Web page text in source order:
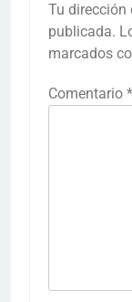
Tu dirección
publicada.
marcados
Comentario *